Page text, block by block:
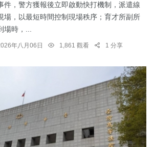
件，警方獲報後立即啟動快打機制，派遣線
場，以最短時間控制現場秩序；育才所副所
場時，...
年八月06日 1,861 觀看 1 分享